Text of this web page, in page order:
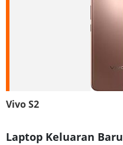
Vivo S2
Laptop Keluaran Baru